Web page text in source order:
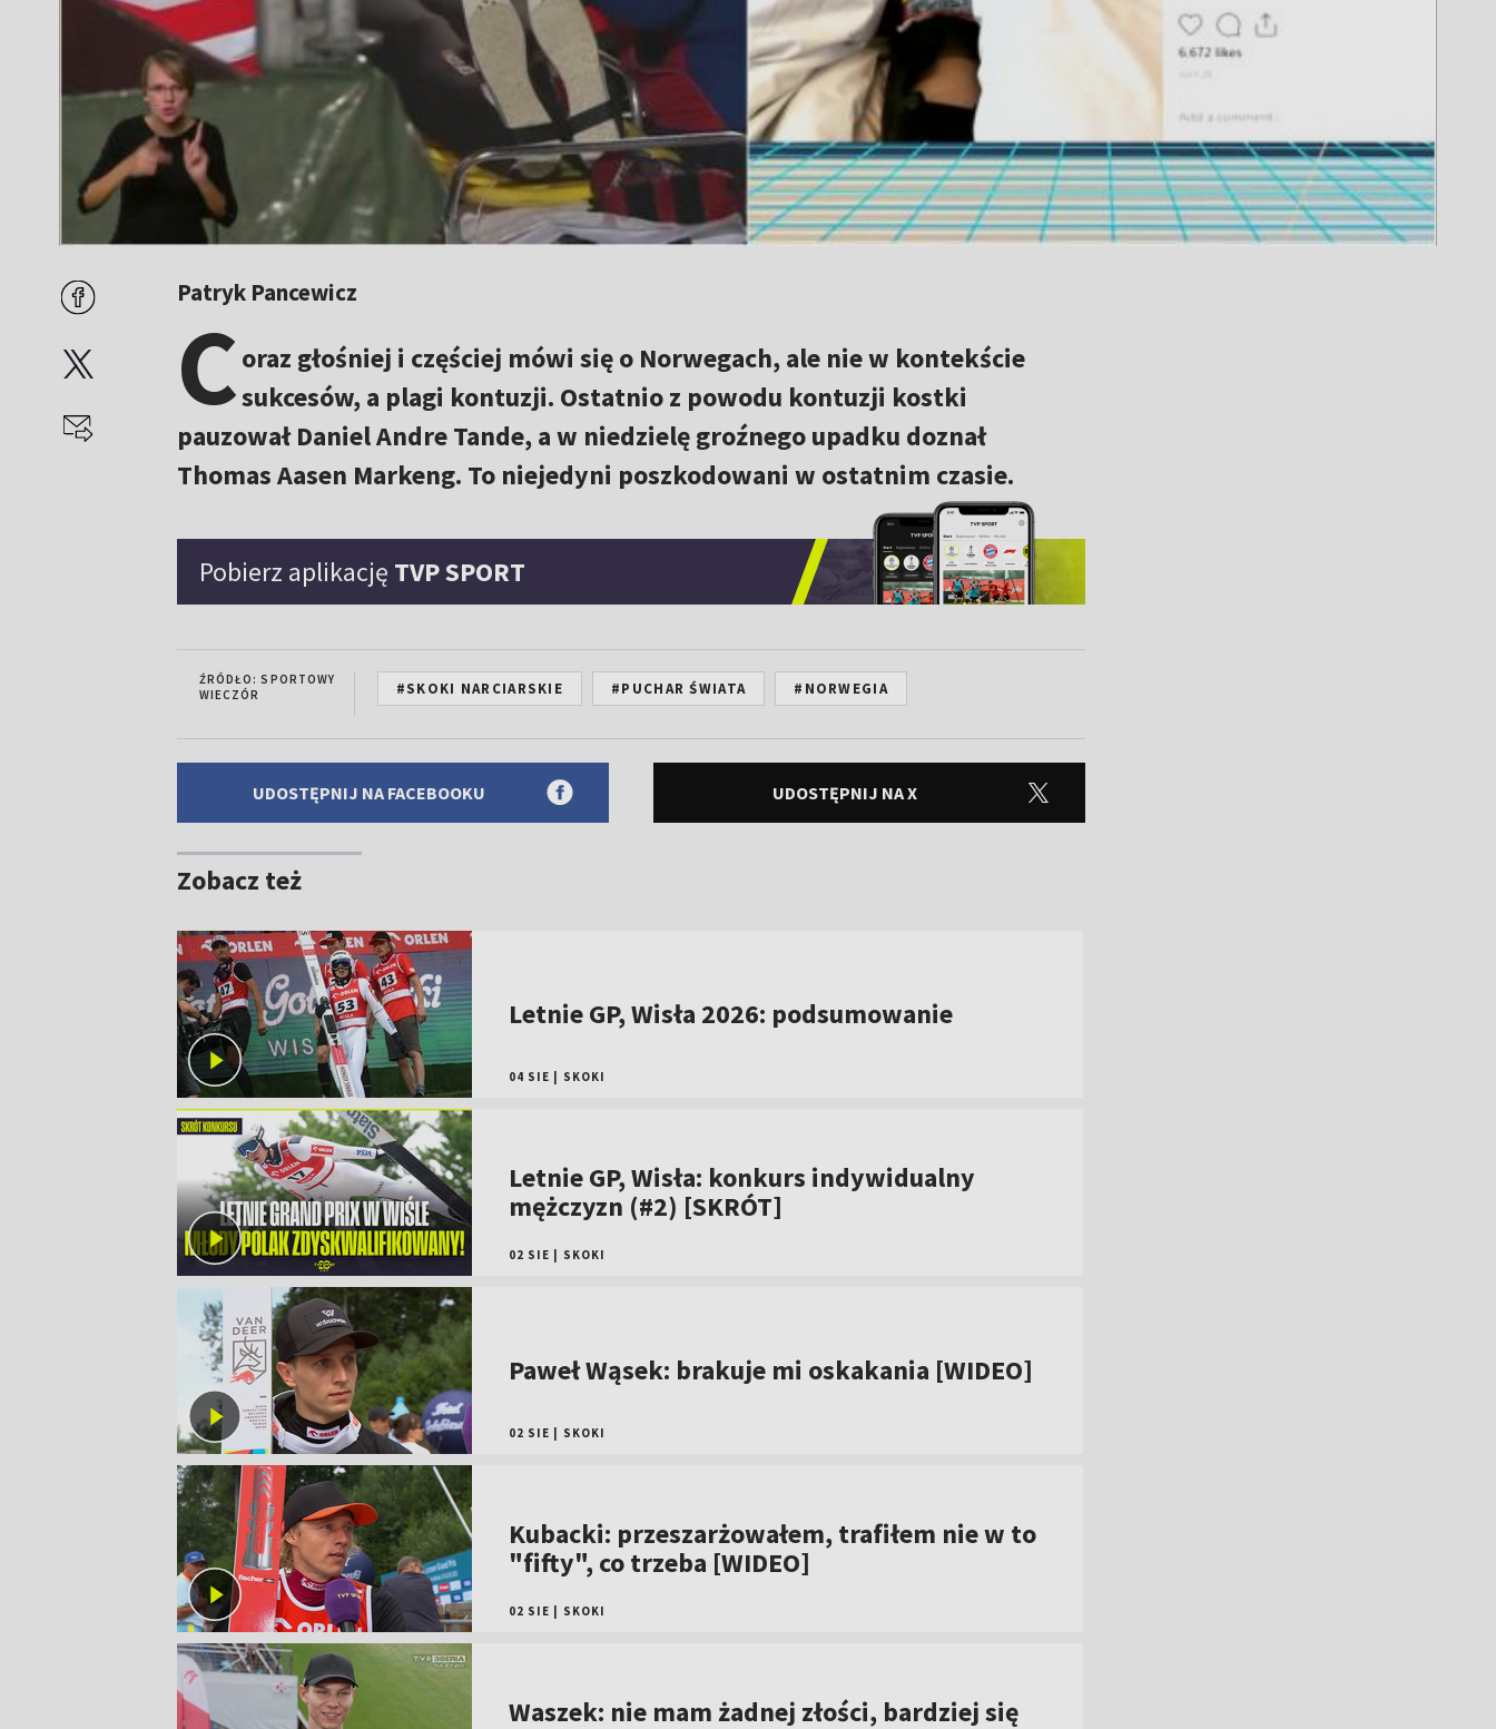
Patryk Pancewicz
Coraz głośniej i częściej mówi się o Norwegach, ale nie w kontekście
sukcesów, a plagi kontuzji. Ostatnio z powodu kontuzji kostki
pauzował Daniel Andre Tande, a w niedzielę groźnego upadku doznał
Thomas Aasen Markeng. To niejedyni poszkodowani w ostatnim czasie.
Pobierz aplikację TVP SPORT
ŹRÓDŁO: SPORTOWY
WIECZÓR
#SKOKI NARCIARSKIE #PUCHAR ŚWIATA #NORWEGIA
UDOSTĘPNIJ NA FACEBOOKU UDOSTĘPNIJ NA X
Zobacz też
Letnie GP, Wisła 2026: podsumowanie
04 SIE SKOKI
Letnie GP, Wisła: konkurs indywidualny
mężczyzn (#2) [SKRÓT]
02 SIE SKOKI
Paweł Wąsek: brakuje mi oskakania [WIDEO]
02 SIE SKOKI
Kubacki: przeszarżowałem, trafiłem nie w to
"fifty", co trzeba [WIDEO]
02 SIE SKOKI
Waszek: nie mam żadnej złości, bardziej się